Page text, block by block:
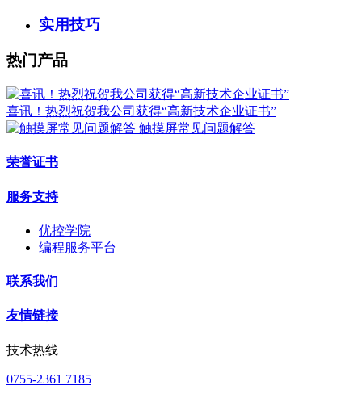
实用技巧
热门产品
喜讯！热烈祝贺我公司获得“高新技术企业证书”
触摸屏常见问题解答
荣誉证书
服务支持
优控学院
编程服务平台
联系我们
友情链接
技术热线
0755-2361 7185